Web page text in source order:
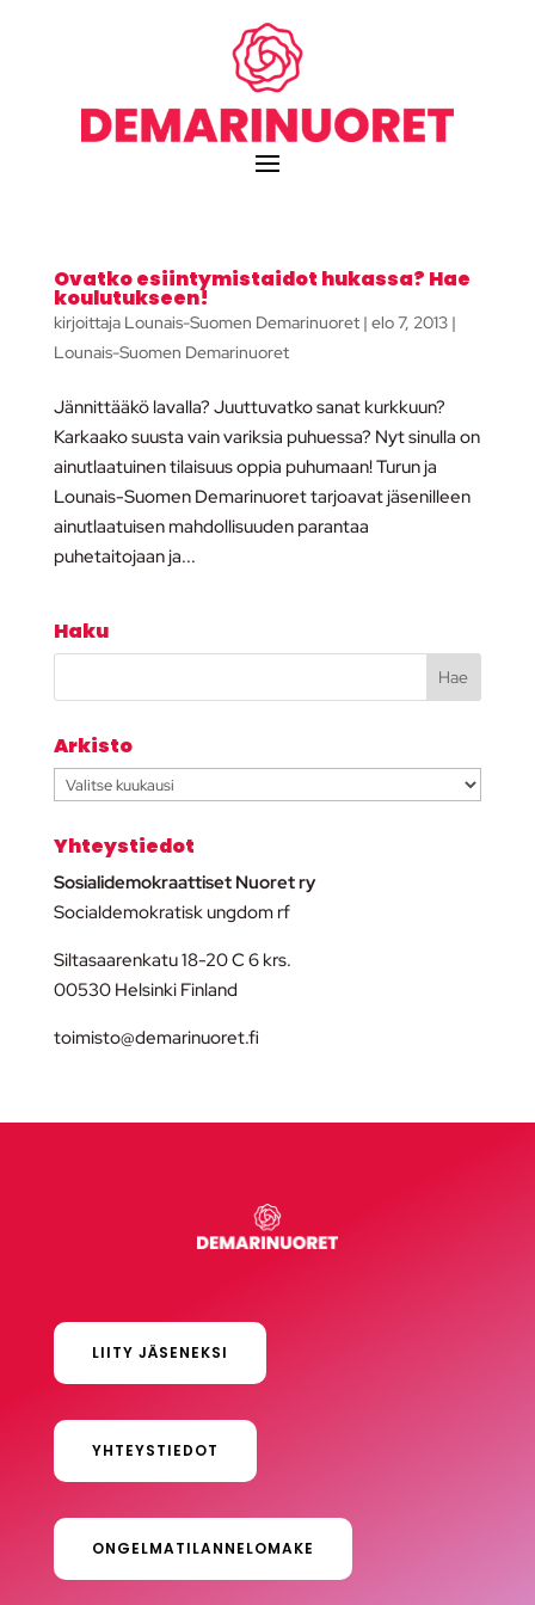
Ovatko esiintymistaidot hukassa? Hae
koulutukseen!
kirjoittaja Lounais-Suomen Demarinuoret| elo 7, 2013|
Lounais-Suomen Demarinuoret
Jännittääkö lavalla? Juuttuvatko sanat kurkkuun?
Karkaako suusta vain variksia puhuessa? Nyt sinulla on
ainutlaatuinen tilaisuus oppia puhumaan! Turun ja
Lounais-Suomen Demarinuoret tarjoavat jäsenilleen
ainutlaatuisen mahdollisuuden parantaa
puhetaitojaan ja...
Haku
Arkisto
Arkisto
Yhteystiedot
Sosialidemokraattiset Nuoret ry
Socialdemokratisk ungdom rf
Siltasaarenkatu 18-20 C 6 krs.
00530 Helsinki Finland
toimisto@demarinuoret.fi
LIITY JÄSENEKSI
YHTEYSTIEDOT
ONGELMATILANNELOMAKE